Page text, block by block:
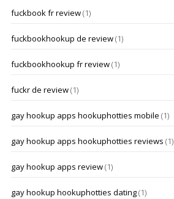
fuckbook fr review(1)
fuckbookhookup de review(1)
fuckbookhookup fr review(1)
fuckr de review(1)
gay hookup apps hookuphotties mobile (1)
gay hookup apps hookuphotties reviews (1)
gay hookup apps review(1)
gay hookup hookuphotties dating(1)